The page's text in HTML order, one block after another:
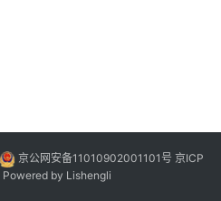
京公网安备11010902001101号 京ICP
Powered by Lishengli